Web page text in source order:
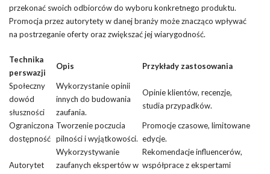
przekonać swoich odbiorców do wyboru konkretnego produktu.
Promocja przez autorytety w danej branży może znacząco wpływać
na postrzeganie oferty oraz zwiększać jej wiarygodność.
Technika
perswazji
Opis Przykłady zastosowania
Społeczny
dowód
słuszności
Wykorzystanie opinii
innych do budowania
zaufania.
Opinie klientów, recenzje,
studia przypadków.
Ograniczona
dostępność
Tworzenie poczucia
pilności i wyjątkowości.
Promocje czasowe, limitowane
edycje.
Autorytet
Wykorzystywanie
zaufanych ekspertów w
Rekomendacje influencerów,
współprace z ekspertami